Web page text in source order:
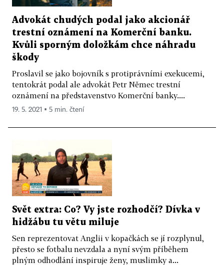
Advokát chudých podal jako akcionář
trestní oznámení na Komerční banku.
Kvůli sporným doložkám chce náhradu
škody
Proslavil se jako bojovník s protiprávními exekucemi,
tentokrát podal ale advokát Petr Němec trestní
oznámení na představenstvo Komerční banky....
19. 5. 2021 ▪ 5 min. čtení
Svět extra: Co? Vy jste rozhodčí? Dívka v
hidžábu tu větu miluje
Sen reprezentovat Anglii v kopačkách se jí rozplynul,
přesto se fotbalu nevzdala a nyní svým příběhem
plným odhodlání inspiruje ženy, muslimky a...